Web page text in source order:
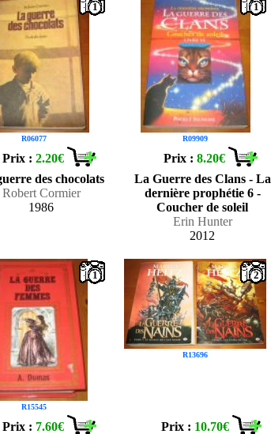
R06077
1
Prix :2.20€
des chocolats
Robert Cormier
1986
R09909
1
Prix :8.20€
La Guerre des Clans - La
dernière prophétie 6 -
Coucher de soleil
Erin Hunter
2012
R15545
1
Prix : 7.60€
R13696
2
Prix : 10.70€